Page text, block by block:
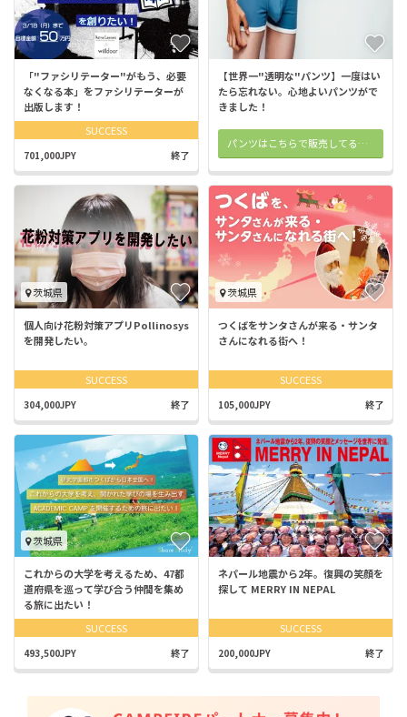
「"ファシリテーター"がもう、必要
なくなる本」をファシリテーターが
出版します！
SUCCESS
701,000JPY 終了
【世界一"透明な"パンツ】一度はい
たら忘れない。心地よいパンツがで
きました！
パンツはこちらで販売してるよ！！
茨城県
個人向け花粉対策アプリPollinosys
を開発したい。
SUCCESS
304,000JPY 終了
茨城県
つくばをサンタさんが来る・サンタ
さんになれる街へ！
SUCCESS
105,000JPY 終了
茨城県
これからの大学を考えるため、47都
道府県を巡って学び合う仲間を集め
る旅に出たい！
SUCCESS
493,500JPY 終了
ネパール地震から2年。復興の笑顔を
探して MERRY IN NEPAL
SUCCESS
200,000JPY 終了